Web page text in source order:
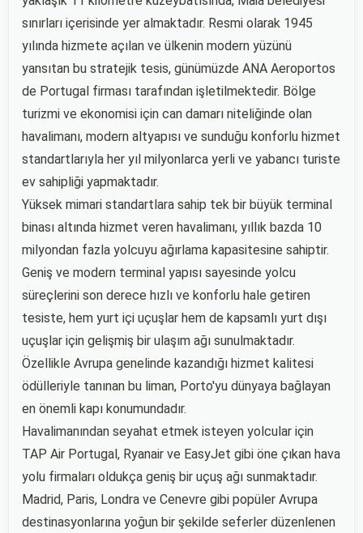
sınırları içerisinde yer almaktadır. Resmi olarak 1945
yılında hizmete açılan ve ülkenin modern yüzünü
yansıtan bu stratejik tesis, günümüzde ANA Aeroportos
de Portugal firması tarafından işletilmektedir. Bölge
turizmi ve ekonomisi için can damarı niteliğinde olan
havalimanı, modern altyapısı ve sunduğu konforlu hizmet
standartlarıyla her yıl milyonlarca yerli ve yabancı turiste
ev sahipliği yapmaktadır.
Yüksek mimari standartlara sahip tek bir büyük terminal
binası altında hizmet veren havalimanı, yıllık bazda 10
milyondan fazla yolcuyu ağırlama kapasitesine sahiptir.
Geniş ve modern terminal yapısı sayesinde yolcu
süreçlerini son derece hızlı ve konforlu hale getiren
tesiste, hem yurt içi uçuşlar hem de kapsamlı yurt dışı
uçuşlar için gelişmiş bir ulaşım ağı sunulmaktadır.
Özellikle Avrupa genelinde kazandığı hizmet kalitesi
ödülleriyle tanınan bu liman, Porto'yu dünyaya bağlayan
en önemli kapı konumundadır.
Havalimanından seyahat etmek isteyen yolcular için
TAP Air Portugal, Ryanair ve EasyJet gibi öne çıkan hava
yolu firmaları oldukça geniş bir uçuş ağı sunmaktadır.
Madrid, Paris, Londra ve Cenevre gibi popüler Avrupa
destinasyonlarına yoğun bir şekilde seferler düzenlenen